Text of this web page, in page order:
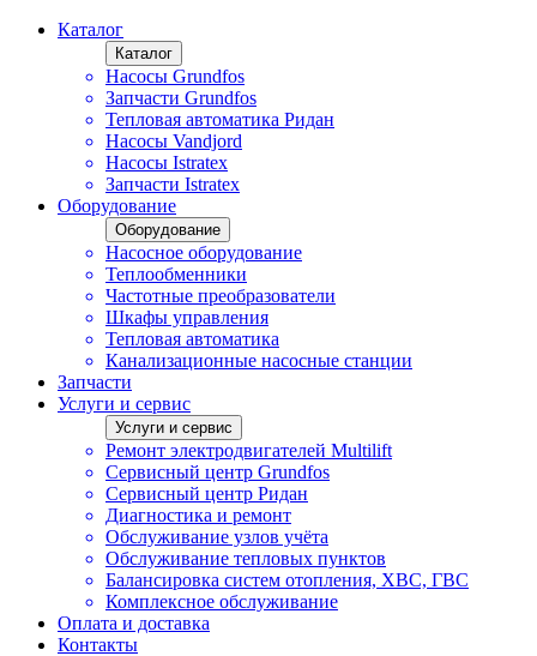
Каталог
Каталог
Насосы Grundfos
Запчасти Grundfos
Тепловая автоматика Ридан
Насосы Vandjord
Насосы Istratex
Запчасти Istratex
Оборудование
Оборудование
Насосное оборудование
Теплообменники
Частотные преобразователи
Шкафы управления
Тепловая автоматика
Канализационные насосные станции
Запчасти
Услуги и сервис
Услуги и сервис
Ремонт электродвигателей Multilift
Сервисный центр Grundfos
Сервисный центр Ридан
Диагностика и ремонт
Обслуживание узлов учёта
Обслуживание тепловых пунктов
Балансировка систем отопления, ХВС, ГВС
Комплексное обслуживание
Оплата и доставка
Контакты